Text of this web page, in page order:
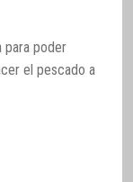
para poder
el pescado a